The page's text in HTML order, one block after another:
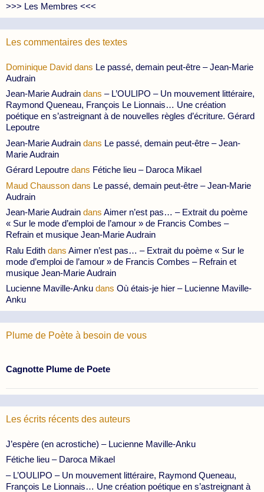
>>> Les Membres <<<
Les commentaires des textes
Dominique David dans Le passé, demain peut-être – Jean-Marie
Audrain
Jean-Marie Audrain dans – L’OULIPO – Un mouvement littéraire,
Raymond Queneau, François Le Lionnais… Une création
poétique en s’astreignant à de nouvelles règles d’écriture. Gérard
Lepoutre
Jean-Marie Audrain dans Le passé, demain peut-être – Jean-
Marie Audrain
Gérard Lepoutre dans Fétiche lieu – Daroca Mikael
Maud Chausson dans Le passé, demain peut-être – Jean-Marie
Audrain
Jean-Marie Audrain dans Aimer n’est pas… – Extrait du poème
« Sur le mode d’emploi de l’amour » de Francis Combes –
Refrain et musique Jean-Marie Audrain
Ralu Edith dans Aimer n’est pas… – Extrait du poème « Sur le
mode d’emploi de l’amour » de Francis Combes – Refrain et
musique Jean-Marie Audrain
Lucienne Maville-Anku dans Où étais-je hier – Lucienne Maville-
Anku
Plume de Poète à besoin de vous
Cagnotte Plume de Poete
Les écrits récents des auteurs
J’espère (en acrostiche) – Lucienne Maville-Anku
Fétiche lieu – Daroca Mikael
– L’OULIPO – Un mouvement littéraire, Raymond Queneau,
François Le Lionnais… Une création poétique en s’astreignant à